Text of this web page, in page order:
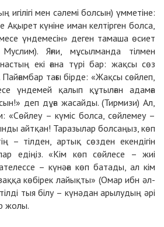
игілігі мен сәлемі болсын) үмметіне:
Ақырет күніне иман келтірген болса,
үндемесін» деген тамаша өсиет
Яғни, мұсылманда тілмен
екі ғана түрі бар: жақсы сөз
тағы бірде: «Жақсы сөйлеп,
үндемей қалып құтылған адамға
деп дұға жасайды. (Тирмизи) Ал,
«Сөйлеу – күміс болса, сөйлемеу –
айтқан! Таразылар болсаңыз, көп
– тілден, артық сөзден екендігін
едіңіз. «Кім көп сөйлесе – жиі
– күнәға көп батады, ал кім
көбірек лайықты» (Омар ибн әл-
тыя білу – күнәдан арылудың әрі
жолы.